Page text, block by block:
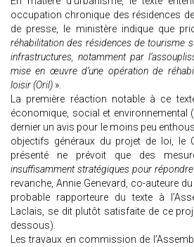
occupation chronique des résidences
de presse, le ministère indique que
réhabilitation des résidences de tourisme
infrastructures, notamment par
mise en œuvre d’une opération de
loisir (Oril) ».
La première réaction notable à ce
économique, social et environnemental
dernier un avis pour le moins peu
objectifs généraux du projet de loi, le
présenté ne prévoit que des
insuffisamment stratégiques pour
revanche, Annie Genevard, co-auteure
probable rapporteure du texte à
Laclais, se dit plutôt satisfaite de ce
dessous).
Les travaux en commission de